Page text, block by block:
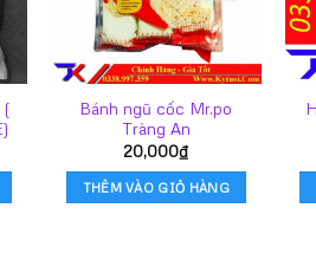
(
Bánh ngũ cốc Mr.po
Tràng An
20,000₫
THÊM VÀO GIỎ HÀNG